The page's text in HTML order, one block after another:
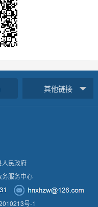
其他链接
人民政府
务服务中心
号-1